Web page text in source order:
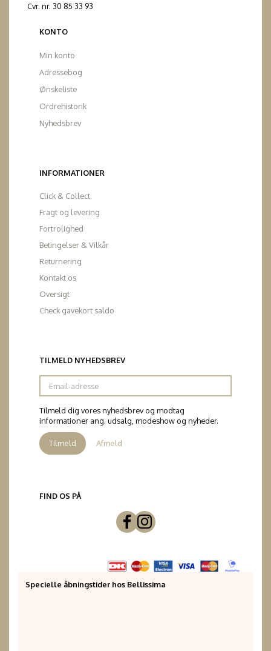
Cvr. nr. 30 85 33 93
KONTO
Min konto
Adressebog
Ønskeliste
Ordrehistorik
Nyhedsbrev
INFORMATIONER
Click & Collect
Fragt og levering
Fortrolighed
Betingelser & Vilkår
Returnering
Kontakt os
Oversigt
Check gavekort saldo
TILMELD NYHEDSBREV
Email-
adresse
Tilmeld dig vores nyhedsbrev og modtag
informationer ang. udsalg, modeshow og nyheder.
Tilmeld Afmeld
FIND OS PÅ
Specielle åbningstider hos Bellissima